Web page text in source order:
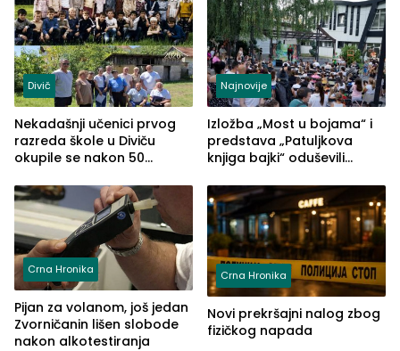
Divič
Nekadašnji učenici prvog
razreda škole u Diviču
okupile se nakon 50
Pašić im održao čas
(FOTO)
Najnovije
Izložba „Most u bojama“ i
predstava „Patuljkova
knjiga bajki“ oduševili
Crna Hronika
Pijan za volanom, još jedan
Zvorničanin lišen slobode
nakon alkotestiranja
Crna Hronika
Novi prekršajni nalog zbog
fizičkog napada